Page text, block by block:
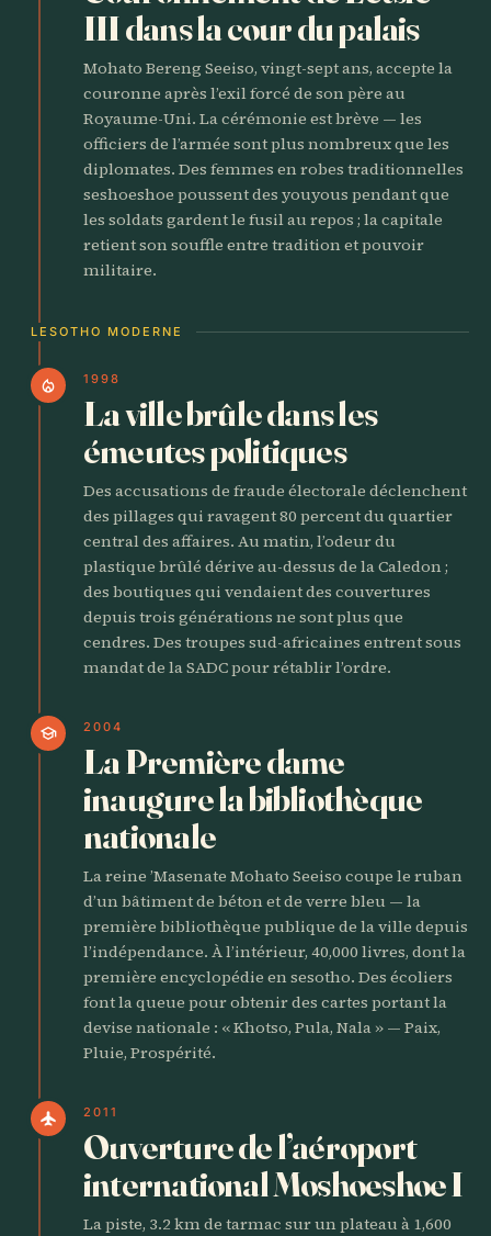
III dans la cour du palais
Mohato Bereng Seeiso, vingt-sept ans, accepte la
couronne après l’exil forcé de son père au
Royaume-Uni. La cérémonie est brève — les
officiers de l’armée sont plus nombreux que les
diplomates. Des femmes en robes traditionnelles
seshoeshoe poussent des youyous pendant que
les soldats gardent le fusil au repos ; la capitale
retient son souffle entre tradition et pouvoir
militaire.
LESOTHO MODERNE
local_fire_department 1998
La ville brûle dans les
émeutes politiques
Des accusations de fraude électorale déclenchent
des pillages qui ravagent 80 percent du quartier
central des affaires. Au matin, l’odeur du
plastique brûlé dérive au-dessus de la Caledon ;
des boutiques qui vendaient des couvertures
depuis trois générations ne sont plus que
cendres. Des troupes sud-africaines entrent sous
mandat de la SADC pour rétablir l’ordre.
school 2004
La Première dame
inaugure la bibliothèque
nationale
La reine ’Masenate Mohato Seeiso coupe le ruban
d’un bâtiment de béton et de verre bleu — la
première bibliothèque publique de la ville depuis
l’indépendance. À l’intérieur, 40,000 livres, dont la
première encyclopédie en sesotho. Des écoliers
font la queue pour obtenir des cartes portant la
devise nationale : « Khotso, Pula, Nala » — Paix,
Pluie, Prospérité.
flight 2011
Ouverture de l’aéroport
international Moshoeshoe I
La piste, 3.2 km de tarmac sur un plateau à 1,600